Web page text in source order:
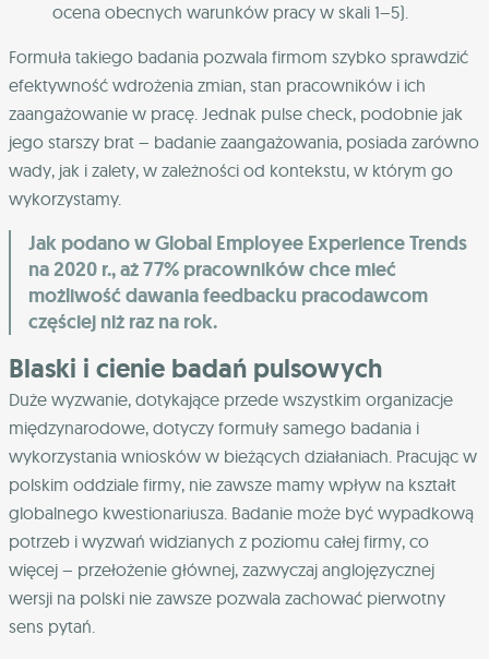
ocena obecnych warunków pracy w skali 1–5).
Formuła takiego badania pozwala firmom szybko sprawdzić
efektywność wdrożenia zmian, stan pracowników i ich
zaangażowanie w pracę. Jednak pulse check, podobnie jak
jego starszy brat – badanie zaangażowania, posiada zarówno
wady, jak i zalety, w zależności od kontekstu, w którym go
wykorzystamy.
Jak podano w Global Employee Experience Trends
na 2020 r., aż 77% pracowników chce mieć
możliwość dawania feedbacku pracodawcom
częściej niż raz na rok.
Blaski i cienie badań pulsowych
Duże wyzwanie, dotykające przede wszystkim organizacje
międzynarodowe, dotyczy formuły samego badania i
wykorzystania wniosków w bieżących działaniach. Pracując w
polskim oddziale firmy, nie zawsze mamy wpływ na kształt
globalnego kwestionariusza. Badanie może być wypadkową
potrzeb i wyzwań widzianych z poziomu całej firmy, co
więcej – przełożenie głównej, zazwyczaj anglojęzycznej
wersji na polski nie zawsze pozwala zachować pierwotny
sens pytań.